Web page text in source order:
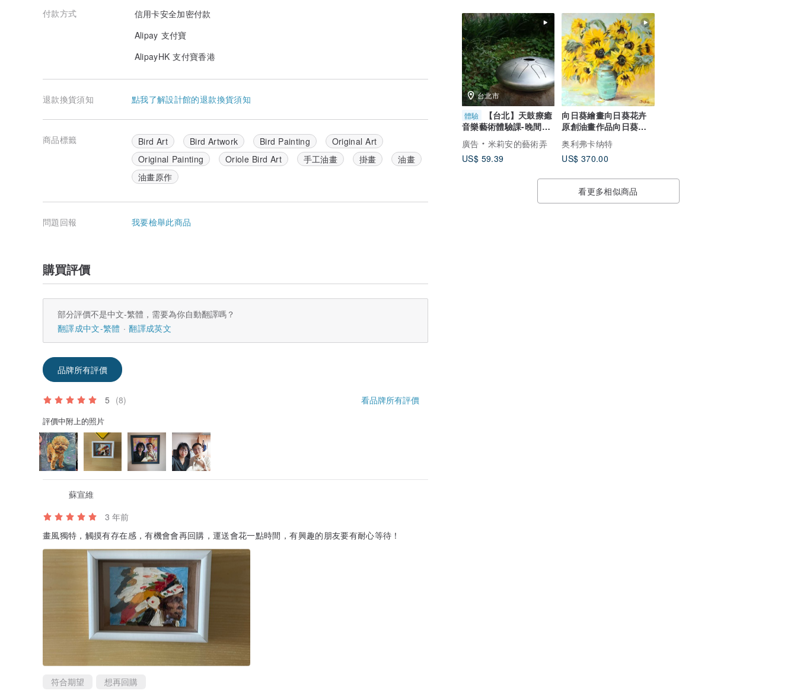
台北市
體驗
【台北】天鼓療癒
音樂藝術體驗課-晚間單
人VIP班-捷運南京復興
站
廣告
米莉安的藝術弄
US$ 59.39
向日葵繪畫向日葵花卉
原創油畫作品向日葵藝
奥利弗卡纳特
US$ 370.00
看更多相似商品
付款方式
信用卡安全加密付款
Alipay 支付寶
AlipayHK 支付寶香港
退款換貨須知 點我了解設計館的退款換貨須知
商品標籤 Bird Art Bird Artwork Bird Painting
Original Art
Original Painting
Oriole Bird Art 手工油畫 掛畫
油畫
油畫原作
問題回報 我要檢舉此商品
購買評價
部分評價不是中文-繁體，需要為你自動翻譯嗎？
翻譯成中文-繁體
翻譯成英文
品牌所有評價
5 (8) 看品牌所有評價
評價中附上的照片
蘇宣維
3 年前
畫風獨特，觸摸有存在感，有機會會再回購，運送會花一點時間，有興趣的朋友要有耐心等待！
符合期望 想再回購